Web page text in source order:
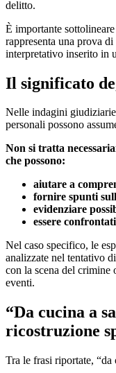
delitto.
È importante
rappresenta una prova
interpretativo inserito in
Il significato
Nelle indagini
personali possono
Non si tratta
che possono:
aiutare a
fornire spunti
evidenziare
essere
Nel caso specifico, le
analizzate nel tentativo
con la scena del crimine
eventi.
“Da cucina a
ricostruzione
Tra le frasi riportate, “da